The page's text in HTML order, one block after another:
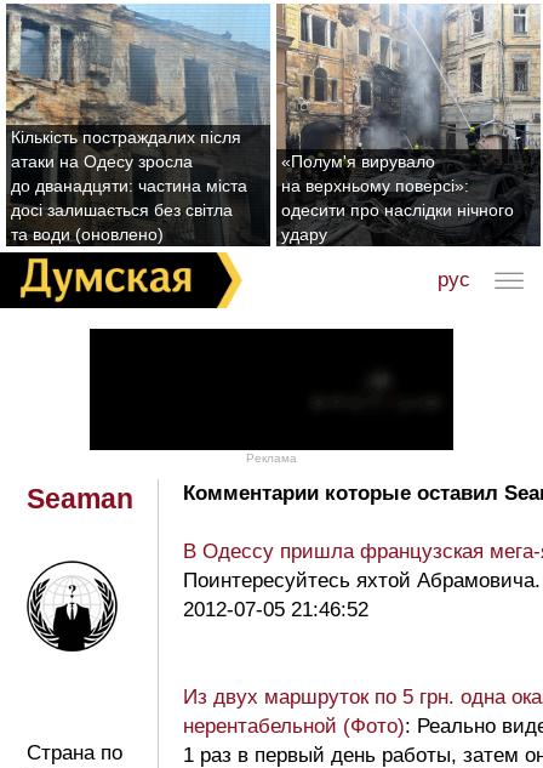
Кількість постраждалих після
атаки на Одесу зросла
до дванадцяти: частина міста
досі залишається без світла
та води (оновлено)
«Полум'я вирувало
на верхньому поверсі»:
одесити про наслідки нічного
удару
рус
Реклама
Seaman
Страна по
Комментарии которые оставил
В Одессу пришла французская
Поинтересуйтесь яхтой Абрамовича.
2012-07-05 21:46:52
Из двух маршруток по 5 грн. одна
нерентабельной (Фото): Реально
1 раз в первый день работы, затем